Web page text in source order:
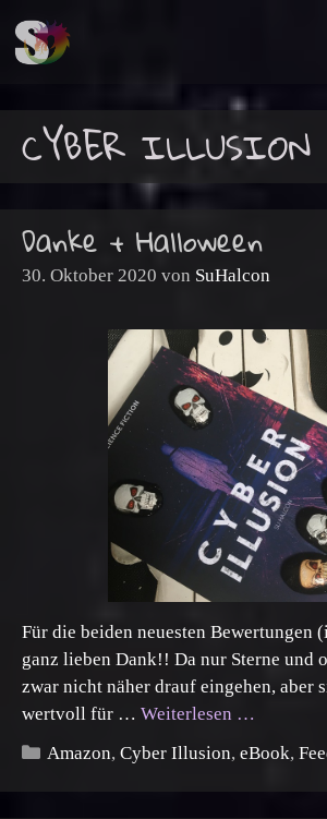
Inhalt
springen
CYBER ILLUSION
Danke + Halloween
30. Oktober 2020 von SuHalcon
Für die beiden neuesten Bewertungen
ganz lieben Dank!! Da nur Sterne und
zwar nicht näher drauf eingehen, aber
wertvoll für … Weiterlesen …
Kategorien
Amazon,Cyber Illusion,eBook,